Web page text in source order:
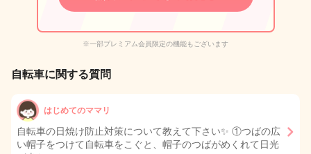
※一部プレミアム会員限定の機能もございます
自転車に関する質問
はじめてのママリ
自転車の日焼け防止対策について教えて下さい✨️ ①つばの広
い帽子をつけて自転車をこぐと、帽子のつばがめくれて日光